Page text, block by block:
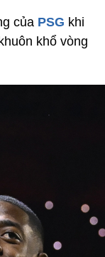
của PSG khi
khổ vòng